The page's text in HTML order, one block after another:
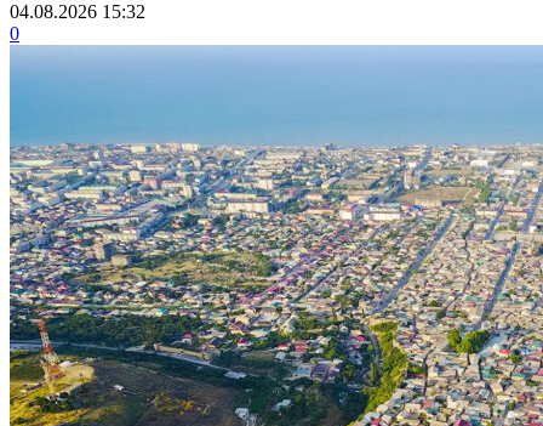
04.08.2026 15:32
0